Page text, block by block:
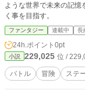
ような世界で未来の記憶
く事を目指す。
ファンタジー 連載中 長
24h.ポイント 0pt
小説 229,025 位 /
バトル 冒険 ステ